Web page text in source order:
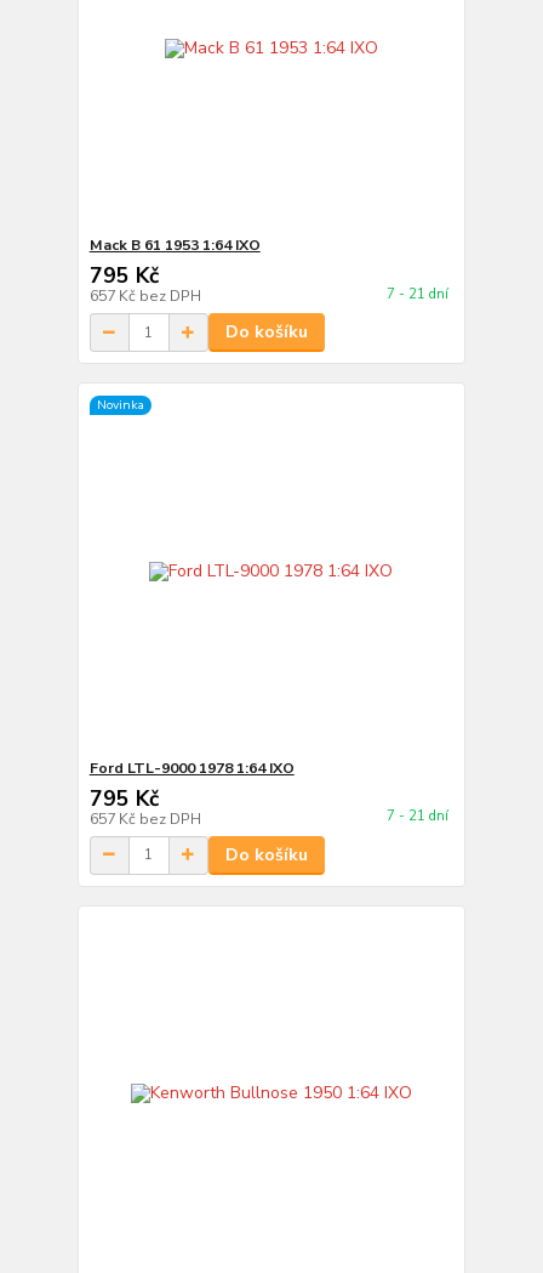
Mack B 61 1953 1:64 IXO
795 Kč
657 Kč bez DPH 7 - 21 dní
Do košíku
Novinka
Ford LTL-9000 1978 1:64 IXO
795 Kč
657 Kč bez DPH 7 - 21 dní
Do košíku